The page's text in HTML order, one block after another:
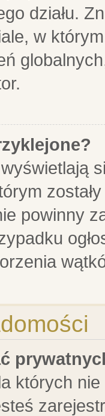
działu.
w
powinny
których